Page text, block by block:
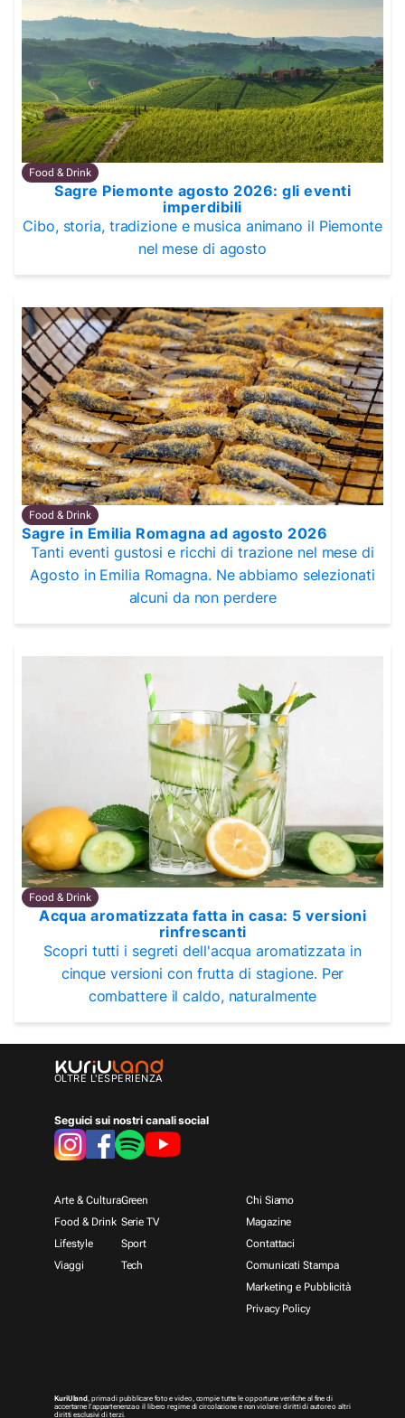
Food & Drink
Sagre Piemonte agosto 2026: gli eventi
imperdibili
Cibo, storia, tradizione e musica animano il Piemonte
nel mese di agosto
Food & Drink
Sagre in Emilia Romagna ad agosto 2026
Tanti eventi gustosi e ricchi di trazione nel mese di
Agosto in Emilia Romagna. Ne abbiamo selezionati
alcuni da non perdere
Food & Drink
Acqua aromatizzata fatta in casa: 5 versioni
rinfrescanti
Scopri tutti i segreti dell'acqua aromatizzata in
cinque versioni con frutta di stagione. Per
combattere il caldo, naturalmente
OLTRE L'ESPERIENZA
Seguici sui nostri canali social
Arte & Cultura
Food & Drink
Lifestyle
Viaggi
Green
Serie TV
Sport
Tech
Chi Siamo
Magazine
Contattaci
Comunicati Stampa
Marketing e Pubblicità
Privacy Policy
KuriUland , prima di pubblicare foto e video, compie tutte le opportune verifiche al fine di
accertarne l’appartenenza o il libero regime di circolazione e non violare i diritti di autore o altri
diritti esclusivi di terzi.